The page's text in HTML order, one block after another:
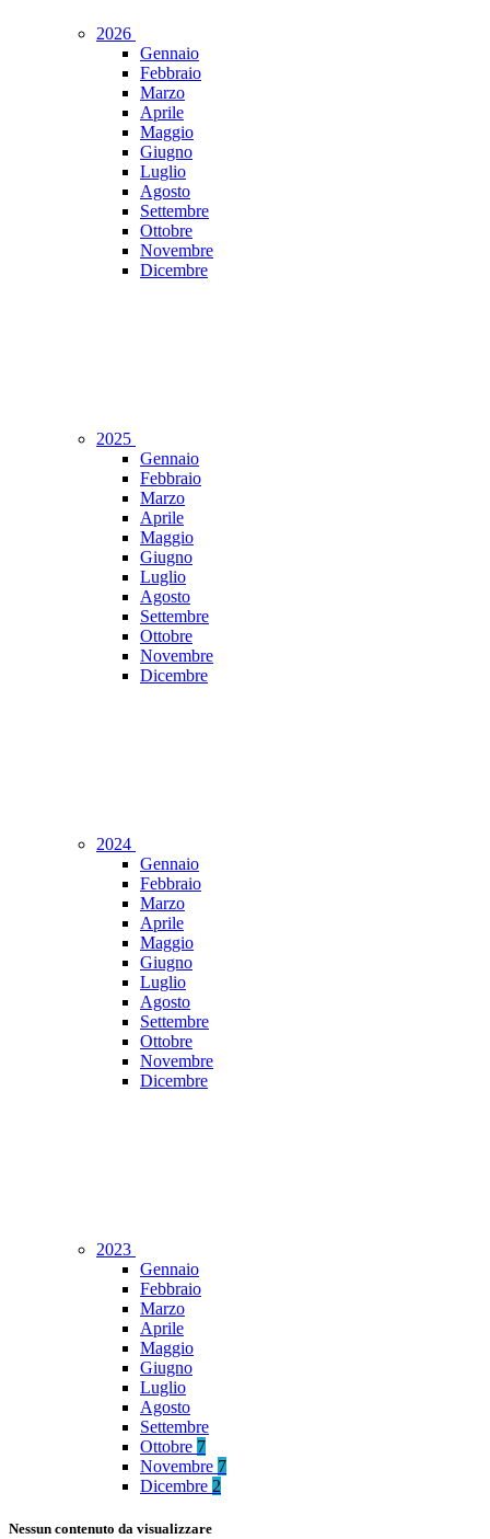
2026
Gennaio
Febbraio
Marzo
Aprile
Maggio
Giugno
Luglio
Agosto
Settembre
Ottobre
Novembre
Dicembre
2025
Gennaio
Febbraio
Marzo
Aprile
Maggio
Giugno
Luglio
Agosto
Settembre
Ottobre
Novembre
Dicembre
2024
Gennaio
Febbraio
Marzo
Aprile
Maggio
Giugno
Luglio
Agosto
Settembre
Ottobre
Novembre
Dicembre
2023
Gennaio
Febbraio
Marzo
Aprile
Maggio
Giugno
Luglio
Agosto
Settembre
Ottobre 7
Novembre 7
Dicembre 2
Nessun contenuto da visualizzare